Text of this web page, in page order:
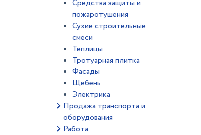
Средства защиты и
пожаротушения
Сухие строительные
смеси
Теплицы
Тротуарная плитка
Фасады
Щебень
Электрика
Продажа транспорта и
оборудования
Работа